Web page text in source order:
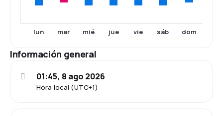
lun mar mié jue vie sáb dom
Información general
Hora local (UTC+1)
01:45, 8 ago 2026